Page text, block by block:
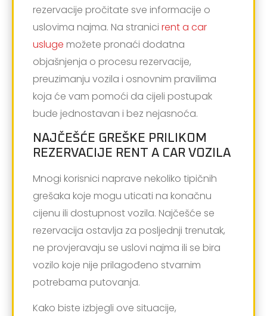
rezervacije pročitate sve informacije o
uslovima najma. Na stranici rent a car
usluge možete pronaći dodatna
objašnjenja o procesu rezervacije,
preuzimanju vozila i osnovnim pravilima
koja će vam pomoći da cijeli postupak
bude jednostavan i bez nejasnoća.
NAJČEŠĆE GREŠKE PRILIKOM
REZERVACIJE RENT A CAR VOZILA
Mnogi korisnici naprave nekoliko tipičnih
grešaka koje mogu uticati na konačnu
cijenu ili dostupnost vozila. Najčešće se
rezervacija ostavlja za posljednji trenutak,
ne provjeravaju se uslovi najma ili se bira
vozilo koje nije prilagođeno stvarnim
potrebama putovanja.
Kako biste izbjegli ove situacije,